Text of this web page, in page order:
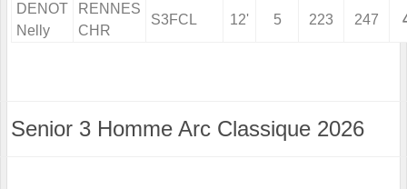
DENOT
Nelly
RENNES
CHR
S3FCL 12' 5 223 247
Senior 3 Homme Arc Classique 2026